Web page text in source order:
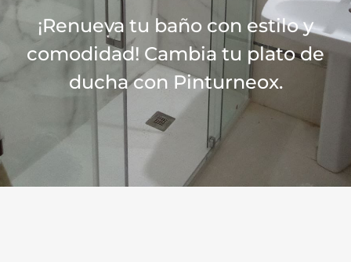
¡Renueva tu baño con estilo y
comodidad! Cambia tu plato de
ducha con Pinturneox.